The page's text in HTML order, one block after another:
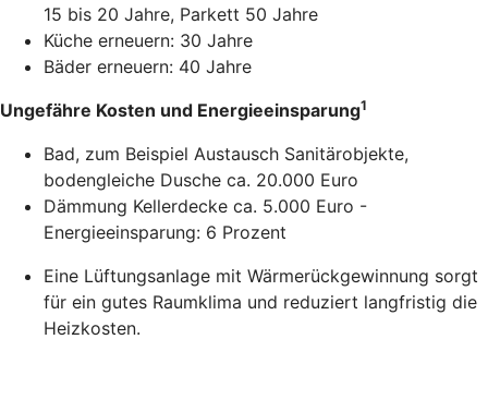
15 bis 20 Jahre, Parkett 50 Jahre
Küche erneuern: 30 Jahre
Bäder erneuern: 40 Jahre
Ungefähre Kosten und Energieeinsparung1
Bad, zum Beispiel Austausch Sanitärobjekte,
bodengleiche Dusche ca. 20.000 Euro
Dämmung Kellerdecke ca. 5.000 Euro -
Energieeinsparung: 6 Prozent
Eine Lüftungsanlage mit Wärmerückgewinnung sorgt
für ein gutes Raumklima und reduziert langfristig die
Heizkosten.